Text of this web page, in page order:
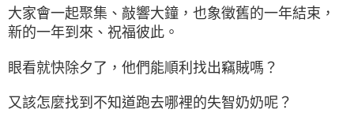
大家會一起聚集、敲響大鐘，也象徵舊的一年結束，
新的一年到來、祝福彼此。
眼看就快除夕了，他們能順利找出竊賊嗎？
又該怎麼找到不知道跑去哪裡的失智奶奶呢？